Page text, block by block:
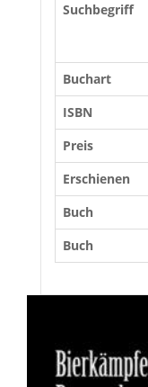
Suchbegriff
Buchart
ISBN
Preis
Erschienen
Buch
Buch